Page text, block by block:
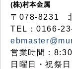
(株)村本金属
〒078-8231
TEL：0166-
営業時間：
日曜日・祝祭日